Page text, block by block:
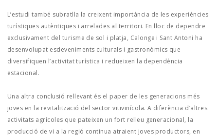
L’estudi també subratlla la creixent importància de les experiències
turístiques autèntiques i arrelades al territori. En lloc de dependre
exclusivament del turisme de sol i platja, Calonge i Sant Antoni ha
desenvolupat esdeveniments culturals i gastronòmics que
diversifiquen l’activitat turística i redueixen la dependència
estacional.
Una altra conclusió rellevant és el paper de les generacions més
joves en la revitalització del sector vitivinícola. A diferència d’altres
activitats agrícoles que pateixen un fort relleu generacional, la
producció de vi a la regió continua atraient joves productors, en